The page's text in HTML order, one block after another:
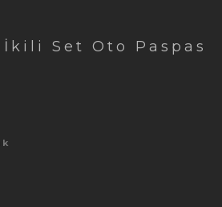
İkili Set Oto Paspas